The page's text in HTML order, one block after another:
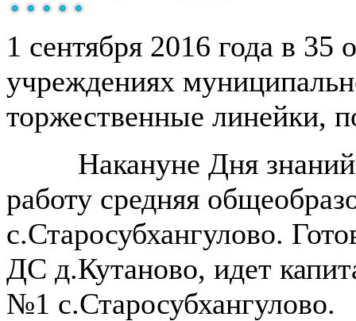
1 сентября 2016 года в
учреждениях
торжественные линейки,
Накануне Дня знаний
работу средняя
с.Старосубхангулово.
ДС д.Кутаново, идет
№1 с.Старосубхангулово.